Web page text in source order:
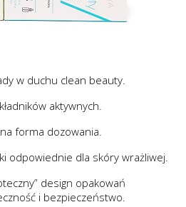
w duchu clean beauty.
aktywnych.
forma dozowania.
odpowiednie dla skóry wrażliwej.
design opakowań
i bezpieczeństwo.